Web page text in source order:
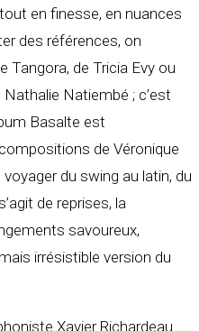
en finesse, en nuances
des références, on
Tangora, de Tricia Evy ou
Natiembé ; c’est
Basalte est
de Véronique
du swing au latin, du
de reprises, la
savoureux,
irrésistible version du
Xavier Richardeau